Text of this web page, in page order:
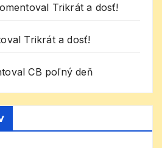
Trikrát a dosť!
Trikrát a dosť!
CB poľný deň